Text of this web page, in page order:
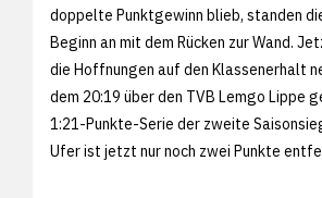
doppelte Punktgewinn blieb, standen
Beginn an mit dem Rücken zur Wand.
die Hoffnungen auf den Klassenerhalt
dem 20:19 über den TVB Lemgo Lippe
1:21-Punkte-Serie der zweite
Ufer ist jetzt nur noch zwei Punkte